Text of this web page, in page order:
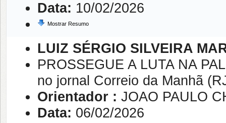
Data: 10/02/2026
Mostrar Resumo
LUIZ SÉRGIO SILVEIRA
PROSSEGUE A LUTA NA
no jornal Correio da Manhã
Orientador : JOAO PAULO
Data: 06/02/2026